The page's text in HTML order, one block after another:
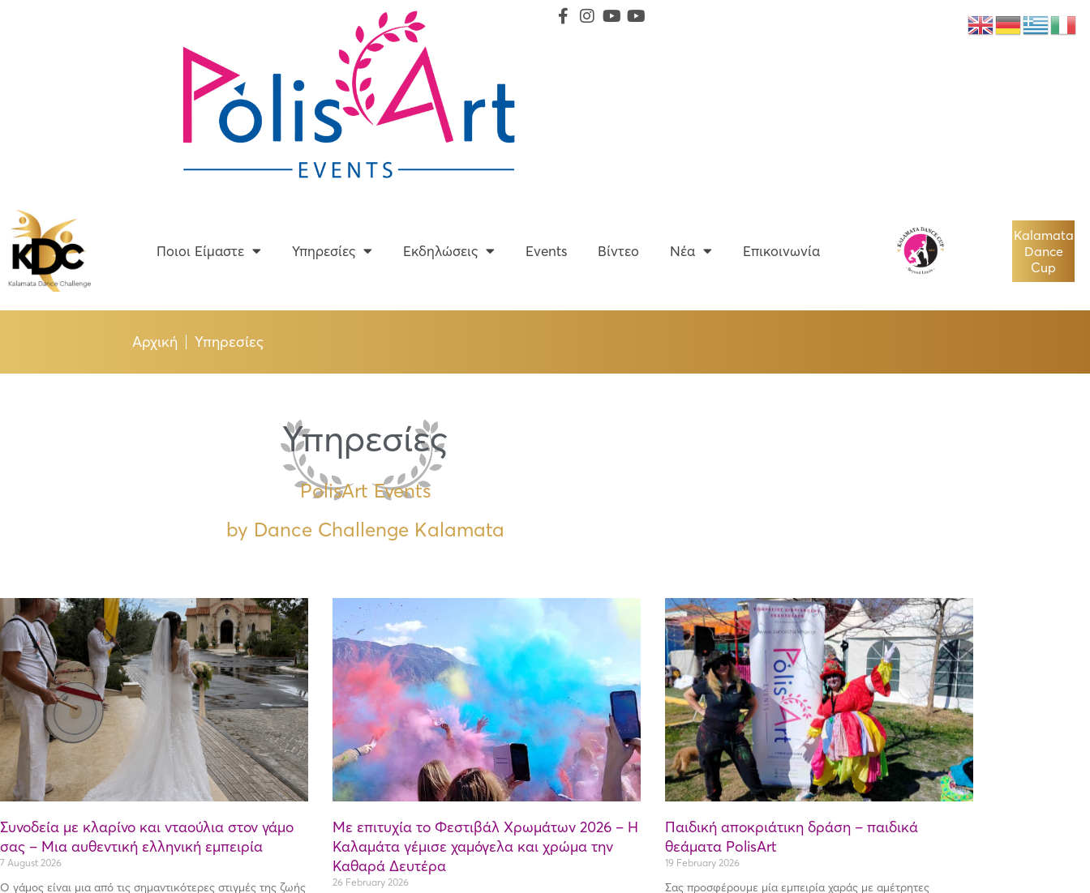
Ποιοι Είμαστε Υπηρεσίες Εκδηλώσεις Events Βίντεο Νέα Επικοινωνία
Kalamata
Dance
Cup
Αρχική Υπηρεσίες
Υπηρεσίες
PolisArt Events
by Dance Challenge Kalamata
Συνοδεία με κλαρίνο και νταούλια στον γάμο
σας – Μια αυθεντική ελληνική εμπειρία
7 August 2026
Ο γάμος είναι μια από τις σημαντικότερες στιγμές της ζωής
Με επιτυχία το Φεστιβάλ Χρωμάτων 2026 – Η
Καλαμάτα γέμισε χαμόγελα και χρώμα την
Καθαρά Δευτέρα
26 February 2026
Παιδική αποκριάτικη δράση – παιδικά
θεάματα PolisArt
19 February 2026
Σας προσφέρουμε μία εμπειρία χαράς με αμέτρητες
Page